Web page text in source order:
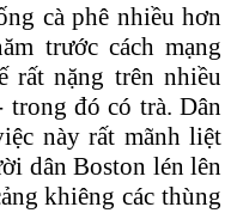
cà phê nhiều hơn
trước cách mạng
rất nặng trên nhiều
đó có trà. Dân
này rất mãnh liệt
dân Boston lén lên
khiêng các thùng